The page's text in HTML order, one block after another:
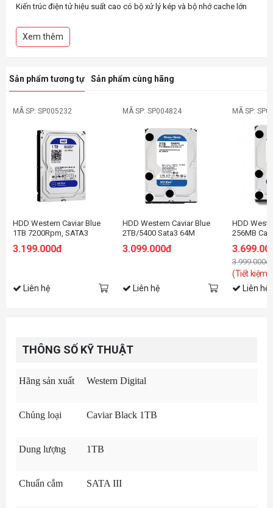
Kiến trúc điện tử hiệu suất cao có bộ xử lý kép và bộ nhớ cache lớn
StableTrac Trục động cơ được bảo đảm ở cả hai đầu để giảm rung
do hệ thống và ổn định các đĩa để theo dõi chính xác, trong các hoạt
Xem thêm
Sản phẩm tương tự Sản phẩm cùng hãng
MÃ SP: SP005232
HDD Western Caviar Blue
1TB 7200Rpm, SATA3
3.199.000đ
Liên hệ
MÃ SP: SP004824
HDD Western Caviar Blue
2TB/5400 Sata3 64M
3.099.000đ
Liên hệ
MÃ SP:
HDD
256MB
3.999.000đ
(Tiết kiệm:
Liên hệ
THÔNG SỐ KỸ THUẬT
Hãng sản xuất Western Digital
Chủng loại Caviar Black 1TB
Dung lượng 1TB
Chuẩn cắm SATA III